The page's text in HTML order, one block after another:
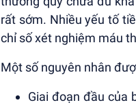
rất sớm. Nhiều yếu tố
chỉ số xét nghiệm máu
Một số nguyên nhân
Giai đoạn đầu của